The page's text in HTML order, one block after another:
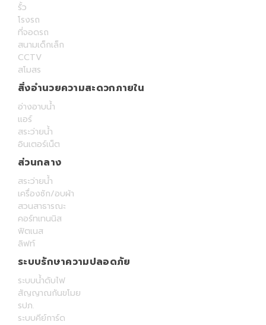
รั้ว
โรงรถ
ที่จอดรถ
สนามเด็กเล็ก
CCTV
สโมสร
สิ่งอำนวยความสะดวกภายใน
อ่างอาบน้ำ
แอร์
สระว่ายน้ำ
อินเตอร์เน็ต
ส่วนกลาง
สระว่ายน้ำ
เครื่องซัก/อบผ้า
สวนสาธารณะ
คอร์ทเทนนิส
ฟิตเนส
ลิฟท์
ระบบรักษาความปลอดภัย
ระบบน้ำดับไฟ
สัญญาณกันขโมย
รปภ.
ระบบคีย์การ์ด